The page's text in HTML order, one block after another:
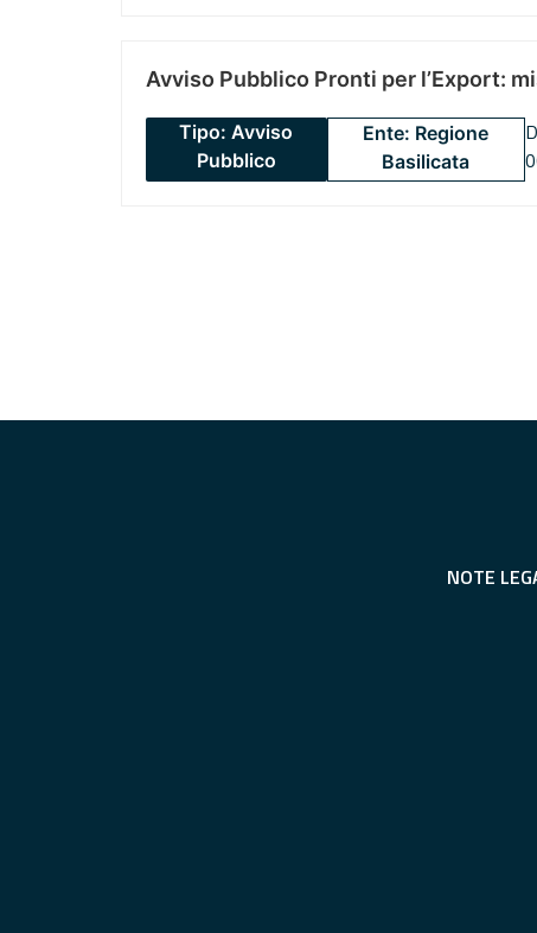
Avviso Pubblico Pronti per l’Export:
Tipo: Avviso
Pubblico
Ente: Regione
Basilicata
NOTE